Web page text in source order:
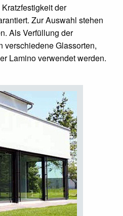
der
Zur Auswahl stehen
Als Verfüllung der
verschiedene Glassorten,
Lamino verwendet werden.